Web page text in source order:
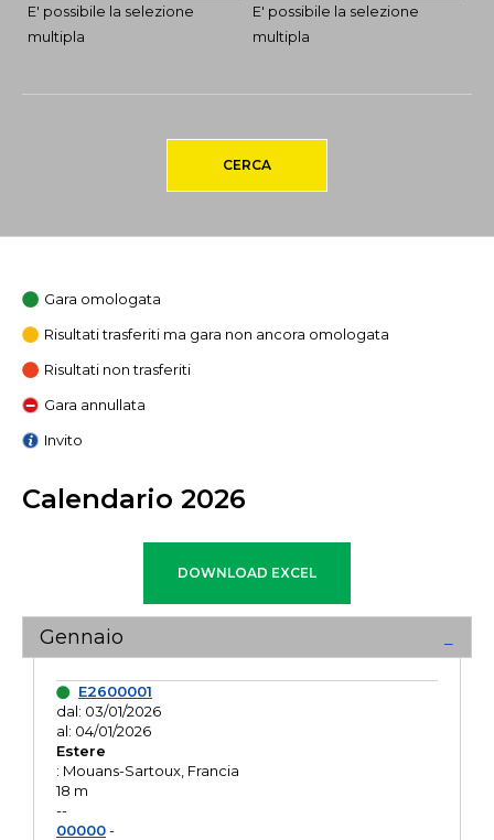
E' possibile la selezione
multipla
E' possibile la selezione
multipla
CERCA
Gara omologata
Risultati trasferiti ma gara non ancora omologata
Risultati non trasferiti
Gara annullata
Invito
Calendario 2026
Gennaio
E2600001
dal: 03/01/2026
al: 04/01/2026
Estere
: Mouans-Sartoux, Francia
18 m
--
00000-